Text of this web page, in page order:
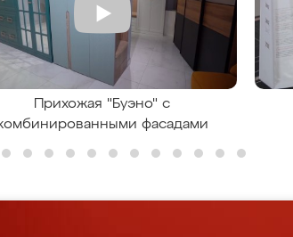
Прихожая "Буэно" с
фасадами